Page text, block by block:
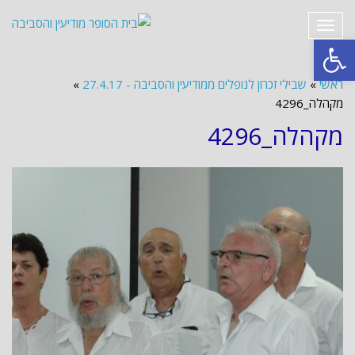
פתח סרגל נגישות
תפריט
ראשי » שבילי זכרון לנופלים ממודיעין והסביבה - 27.4.17
»
מקהלה_4296
מקהלה_4296